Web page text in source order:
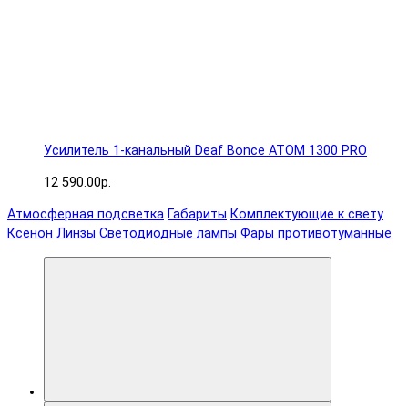
Усилитель 1-канальный Deaf Bonce ATOM 1300 PRO
12 590.00р.
Атмосферная подсветка Габариты Комплектующие к свету
Ксенон Линзы Светодиодные лампы Фары противотуманные